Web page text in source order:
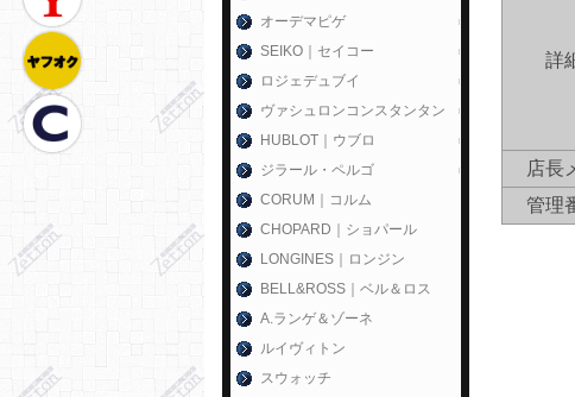
詳
店長
管理
オーデマピゲ
SEIKO｜セイコー
ロジェデュブイ
ヴァシュロンコンスタンタン
HUBLOT｜ウブロ
ジラール・ペルゴ
CORUM｜コルム
CHOPARD｜ショパール
LONGINES｜ロンジン
BELL&ROSS｜ベル＆ロス
A.ランゲ＆ゾーネ
ルイヴィトン
スウォッチ